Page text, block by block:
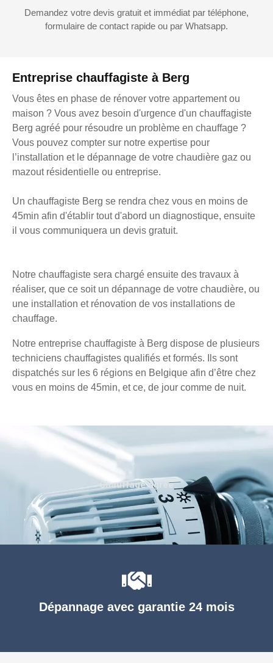
Entreprise chauffagiste à Berg
Vous êtes en phase de rénover votre appartement ou
maison ? Vous avez besoin d'urgence d'un chauffagiste
Berg agréé pour résoudre un problème en chauffage ?
Vous pouvez compter sur notre expertise pour
l’installation et le dépannage de votre chaudière gaz ou
mazout résidentielle ou entreprise.
Un chauffagiste Berg se rendra chez vous en moins de
45min afin d'établir tout d'abord un diagnostique, ensuite
il vous communiquera un devis gratuit.
Notre chauffagiste sera chargé ensuite des travaux à
réaliser, que ce soit un dépannage de votre chaudière, ou
une installation et rénovation de vos installations de
chauffage.
Notre entreprise chauffagiste à Berg dispose de plusieurs
techniciens chauffagistes qualifiés et formés. Ils sont
dispatchés sur les 6 régions en Belgique afin d’être chez
vous en moins de 45min, et ce, de jour comme de nuit.
Demandez votre devis gratuit et immédiat par téléphone,
formulaire de contact rapide ou par Whatsapp.
Dépannage avec garantie 24 mois
Chauffage agréé